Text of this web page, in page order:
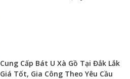
Cung Cấp Bát U Xà Gồ Tại Đắk Lắk
Giá Tốt, Gia Công Theo Yêu Cầu